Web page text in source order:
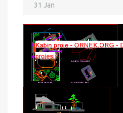
31 Jan